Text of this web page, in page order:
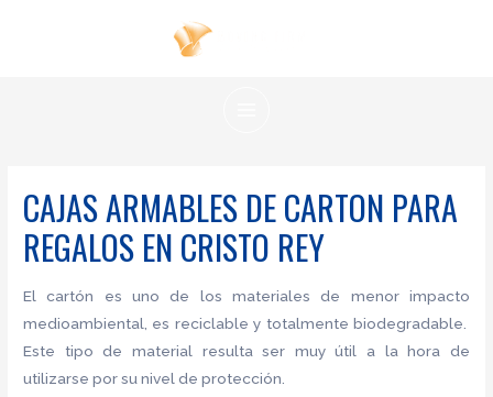
CAJAS ARMABLES DE CARTON PARA
REGALOS EN CRISTO REY
El cartón es uno de los materiales de menor impacto
medioambiental, es reciclable y totalmente biodegradable.
Este tipo de material resulta ser muy útil a la hora de
utilizarse por su nivel de protección.